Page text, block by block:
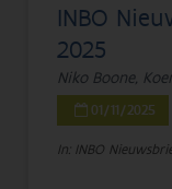
INBO
2025
Niko Boone,
01/11/2025
In: INBO